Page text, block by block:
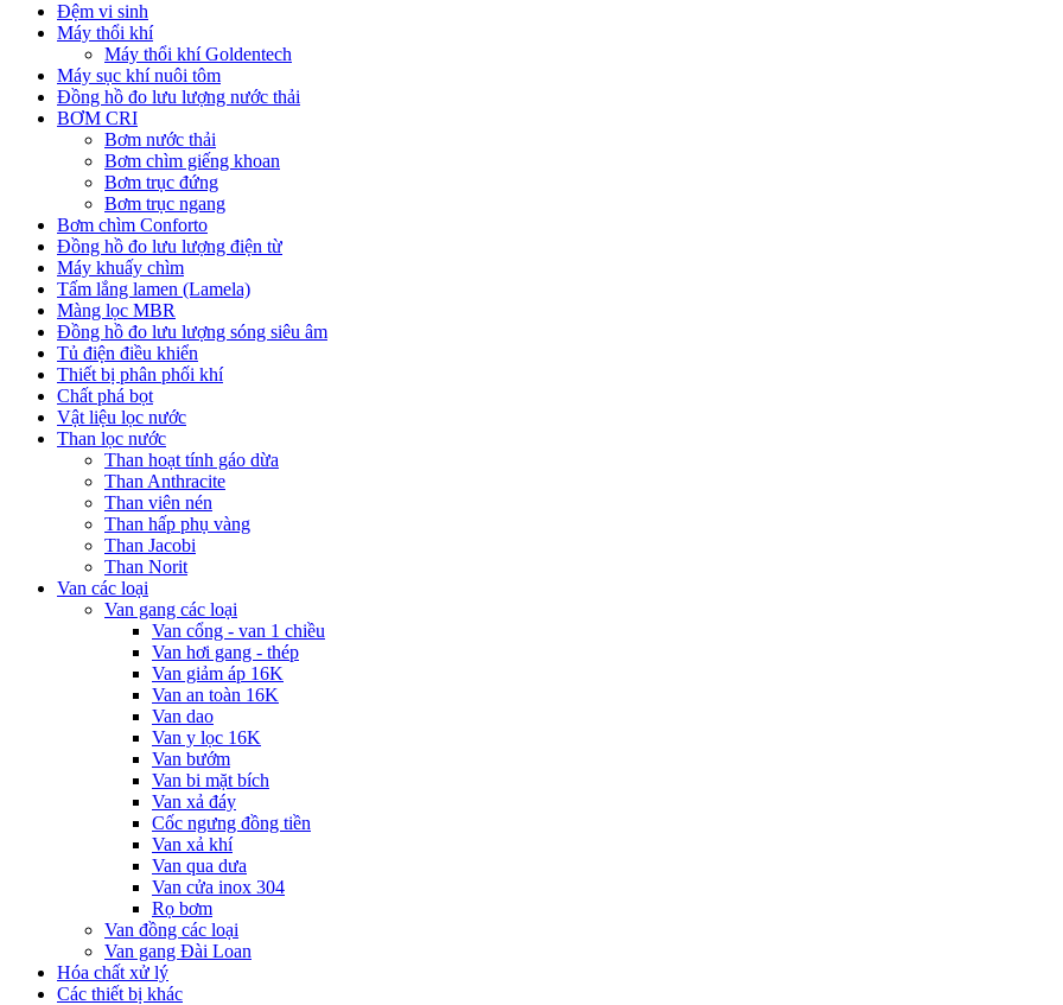
Đệm vi sinh
Máy thổi khí
Máy thổi khí Goldentech
Máy sục khí nuôi tôm
Đồng hồ đo lưu lượng nước thải
BƠM CRI
Bơm nước thải
Bơm chìm giếng khoan
Bơm trục đứng
Bơm trục ngang
Bơm chìm Conforto
Đồng hồ đo lưu lượng điện từ
Máy khuấy chìm
Tấm lắng lamen (Lamela)
Màng lọc MBR
Đồng hồ đo lưu lượng sóng siêu âm
Tủ điện điều khiển
Thiết bị phân phối khí
Chất phá bọt
Vật liệu lọc nước
Than lọc nước
Than hoạt tính gáo dừa
Than Anthracite
Than viên nén
Than hấp phụ vàng
Than Jacobi
Than Norit
Van các loại
Van gang các loại
Van cổng - van 1 chiều
Van hơi gang - thép
Van giảm áp 16K
Van an toàn 16K
Van dao
Van y lọc 16K
Van bướm
Van bi mặt bích
Van xả đáy
Cốc ngưng đồng tiền
Van xả khí
Van qua dưa
Van cửa inox 304
Rọ bơm
Van đồng các loại
Van gang Đài Loan
Hóa chất xử lý
Các thiết bị khác